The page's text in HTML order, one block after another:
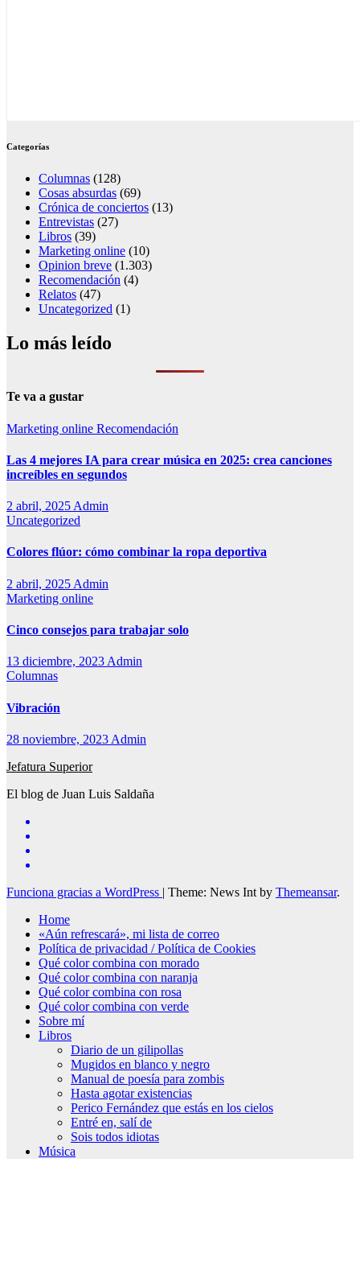
Categorías
Columnas (128)
Cosas absurdas (69)
Crónica de conciertos (13)
Entrevistas (27)
Libros (39)
Marketing online (10)
Opinion breve (1.303)
Recomendación (4)
Relatos (47)
Uncategorized (1)
Lo más leído
Te va a gustar
Marketing online Recomendación
Las 4 mejores IA para crear música en 2025: crea canciones
increíbles en segundos
2 abril, 2025 Admin
Uncategorized
Colores flúor: cómo combinar la ropa deportiva
2 abril, 2025 Admin
Marketing online
Cinco consejos para trabajar solo
13 diciembre, 2023 Admin
Columnas
Vibración
28 noviembre, 2023 Admin
Jefatura Superior
El blog de Juan Luis Saldaña
Funciona gracias a WordPress | Theme: News Int by Themeansar.
Home
«Aún refrescará», mi lista de correo
Política de privacidad / Política de Cookies
Qué color combina con morado
Qué color combina con naranja
Qué color combina con rosa
Qué color combina con verde
Sobre mí
Libros
Diario de un gilipollas
Mugidos en blanco y negro
Manual de poesía para zombis
Hasta agotar existencias
Perico Fernández que estás en los cielos
Entré en, salí de
Sois todos idiotas
Música